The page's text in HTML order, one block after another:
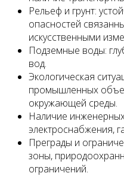
Рельеф и грунт:
опасностей
искусственными
Подземные воды:
вод.
Экологическая
промышленных
окружающей среды.
Наличие
электроснабжения,
Преграды и
зоны,
ограничений.